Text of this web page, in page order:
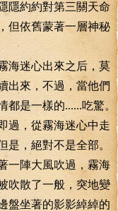
約約對第三關天命
但依舊蒙著一層神秘
迷心出來之后，莫
出來，不過，當他們
都是一樣的......吃驚。
，從霧海迷心中走
是，絕對不是全部。
陣大風吹過，霧海
吹散了一般，突地變
盤坐著的影影綽綽的